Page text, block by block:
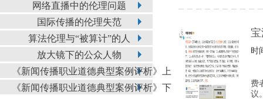
网络直播中的伦理问题
国际传播的伦理失范
算法伦理与“被算计”的人
放大镜下的公众人物
《新闻传播职业道德典型案例评析》上
《新闻传播职业道德典型案例评析》下
时
费
议